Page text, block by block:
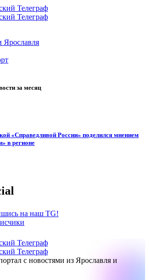
Ярославля
за месяц
«Справедливой России» поделился мнением
в регионе
на наш TG!
с новостями из Ярославля и